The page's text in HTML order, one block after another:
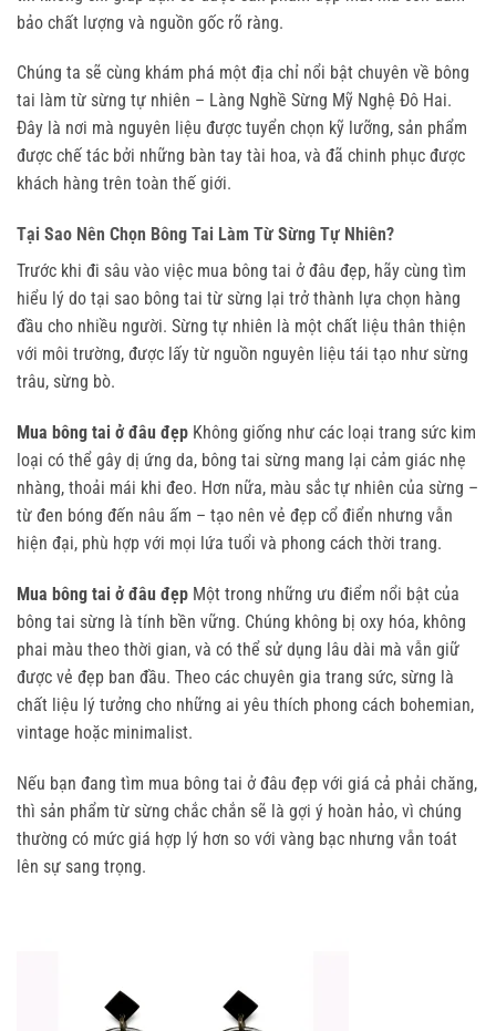
bảo chất lượng và nguồn gốc rõ ràng.
Chúng ta sẽ cùng khám phá một địa chỉ nổi bật chuyên về bông
tai làm từ sừng tự nhiên – Làng Nghề Sừng Mỹ Nghệ Đô Hai.
Đây là nơi mà nguyên liệu được tuyển chọn kỹ lưỡng, sản phẩm
được chế tác bởi những bàn tay tài hoa, và đã chinh phục được
khách hàng trên toàn thế giới.
Tại Sao Nên Chọn Bông Tai Làm Từ Sừng Tự Nhiên?
Trước khi đi sâu vào việc mua bông tai ở đâu đẹp, hãy cùng tìm
hiểu lý do tại sao bông tai từ sừng lại trở thành lựa chọn hàng
đầu cho nhiều người. Sừng tự nhiên là một chất liệu thân thiện
với môi trường, được lấy từ nguồn nguyên liệu tái tạo như sừng
trâu, sừng bò.
Mua bông tai ở đâu đẹp Không giống như các loại trang sức kim
loại có thể gây dị ứng da, bông tai sừng mang lại cảm giác nhẹ
nhàng, thoải mái khi đeo. Hơn nữa, màu sắc tự nhiên của sừng –
từ đen bóng đến nâu ấm – tạo nên vẻ đẹp cổ điển nhưng vẫn
hiện đại, phù hợp với mọi lứa tuổi và phong cách thời trang.
Mua bông tai ở đâu đẹp Một trong những ưu điểm nổi bật của
bông tai sừng là tính bền vững. Chúng không bị oxy hóa, không
phai màu theo thời gian, và có thể sử dụng lâu dài mà vẫn giữ
được vẻ đẹp ban đầu. Theo các chuyên gia trang sức, sừng là
chất liệu lý tưởng cho những ai yêu thích phong cách bohemian,
vintage hoặc minimalist.
Nếu bạn đang tìm mua bông tai ở đâu đẹp với giá cả phải chăng,
thì sản phẩm từ sừng chắc chắn sẽ là gợi ý hoàn hảo, vì chúng
thường có mức giá hợp lý hơn so với vàng bạc nhưng vẫn toát
lên sự sang trọng.